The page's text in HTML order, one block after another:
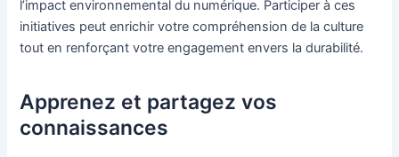
l’impact environnemental du numérique. Participer à ces
initiatives peut enrichir votre compréhension de la culture
tout en renforçant votre engagement envers la durabilité.
Apprenez et partagez vos
connaissances